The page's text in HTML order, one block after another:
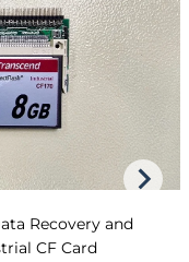
Recovery and
CF Card